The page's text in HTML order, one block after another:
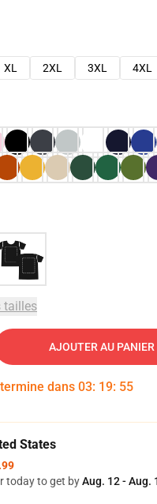
XL 2XL 3XL
4XL
tailles
AJOUTER AU PANIER
dans 03: 19: 54
States
today to get byAug. 12 - Aug.